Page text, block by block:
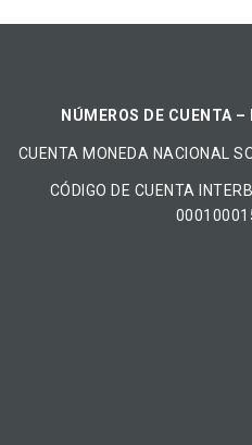
NÚMEROS DE CUENTA
CUENTA MONEDA NACIONAL​
CÓDIGO DE CUENTA